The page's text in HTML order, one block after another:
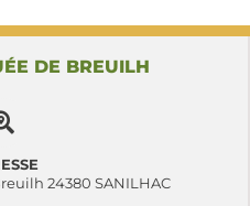
DE BREUILH
24380 SANILHAC